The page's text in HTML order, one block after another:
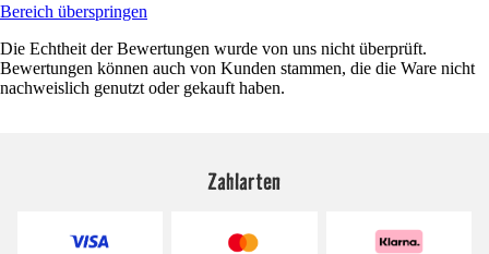
Bereich überspringen
Die Echtheit der Bewertungen wurde von uns nicht überprüft.
Bewertungen können auch von Kunden stammen, die die Ware nicht
nachweislich genutzt oder gekauft haben.
Zahlarten